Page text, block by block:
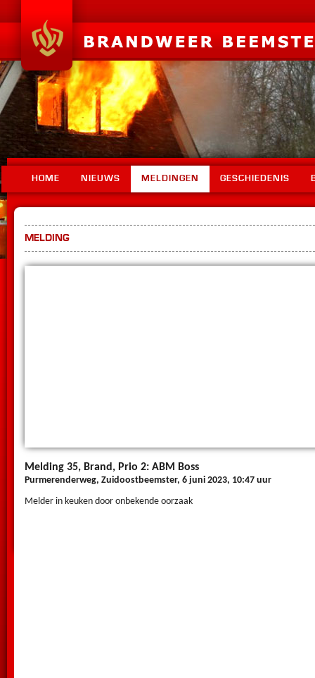
HOME NIEUWS MELDINGEN GESCHIEDENIS
MELDING
Melding 35, Brand, Prio 2: ABM Boss
Purmerenderweg, Zuidoostbeemster, 6 juni 2023, 10:47 uur
Melder in keuken door onbekende oorzaak